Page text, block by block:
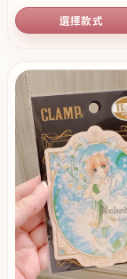
選擇款式